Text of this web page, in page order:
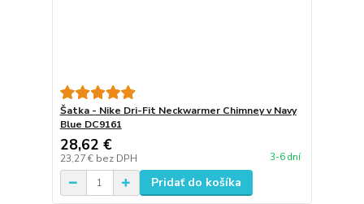
Šatka - Nike Dri-Fit Neckwarmer Chimney v Navy
Blue DC9161
28,62 €
23,27 € bez DPH 3-6 dní
Pridať do košíka